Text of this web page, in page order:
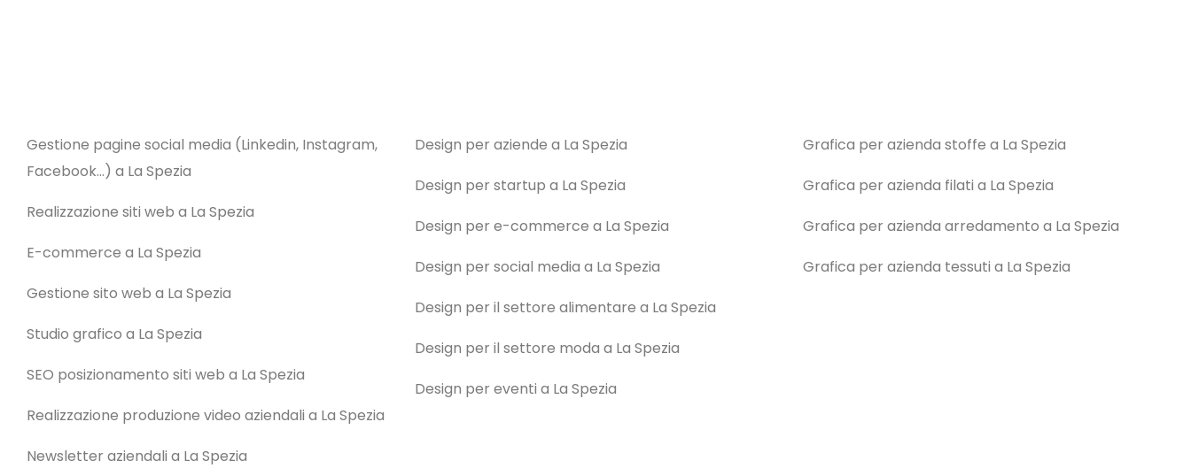
Gestione pagine social media (Linkedin, Instagram,
Facebook…) a La Spezia
Realizzazione siti web a La Spezia
E-commerce a La Spezia
Gestione sito web a La Spezia
Studio grafico a La Spezia
SEO posizionamento siti web a La Spezia
Realizzazione produzione video aziendali a La Spezia
Newsletter aziendali a La Spezia
Design per aziende a La Spezia
Design per startup a La Spezia
Design per e-commerce a La Spezia
Design per social media a La Spezia
Design per il settore alimentare a La Spezia
Design per il settore moda a La Spezia
Design per eventi a La Spezia
Grafica per azienda stoffe a La Spezia
Grafica per azienda filati a La Spezia
Grafica per azienda arredamento a La Spezia
Grafica per azienda tessuti a La Spezia